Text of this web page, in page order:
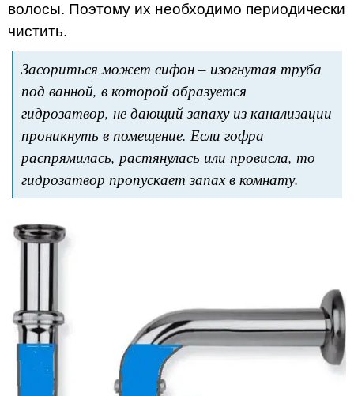
волосы. Поэтому их необходимо периодически
чистить.
Засориться может сифон – изогнутая труба
под ванной, в которой образуется
гидрозатвор, не дающий запаху из канализации
проникнуть в помещение. Если гофра
распрямилась, растянулась или провисла, то
гидрозатвор пропускает запах в комнату.